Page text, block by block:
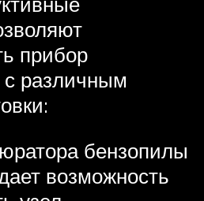
прибор
с различным
бензопилы
возможность